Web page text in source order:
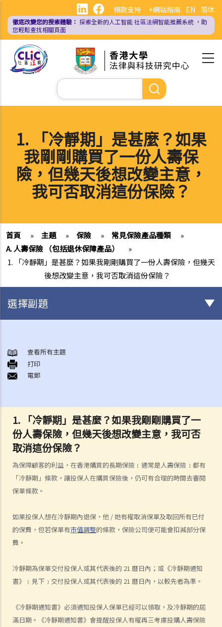
內
EN 简体
捐款支持 +網站指南
徹底改變您的搜索體驗： 探索全新的人工智能社區法網智能推薦系統 ，助
您輕鬆查找相關頁面
Search
1. 「冷靜期」是甚麼？如果
我剛剛購買了一份人壽保
險，但幾天後想改變主意，
我可否取消這份保險？
首頁 » 主題 » 保險 » 常見保險產品種類
»
A. 人壽保險 （包括退休保障產品）
»
1. 「冷靜期」是甚麼？如果我剛剛購買了一份人壽保險，但幾天
後想改變主意，我可否取消這份保險？
1. 「冷靜期」是甚麼？如果我剛剛購買了一
份人壽保險，但幾天後想改變主意，我可否
取消這份保險？
為保障顧客的利益，在香港購買的長期保險﹝通常是人壽保險﹞都有
「冷靜期」條款，讓投保人在購買保險後，仍可有合理的時間去審閱
保單條款。
如果投保人想在冷靜期內退保，他 /她有權取消保單及取回所有已付
的保費，但若保單有市值調整的條款，保險公司便可能會扣減部分保
費。
冷靜期為保單交付投保人或其代表後的 21 曆日內；或《冷靜期通知
書》﹝見下﹞交付投保人或其代表後的 21 曆日內，以較先者為準。
《冷靜期通知書》必須通知投保人保單已經可以領取，及冷靜期的屆
滿日期。《冷靜期通知書》會提醒投保人有權再三考慮投購人壽保險
選擇副題
1. 投保人或保單持有人可能沒有向保險公司披露所有個人資料。沒有這
樣的披露會導致索償被拒絕嗎？哪些重要事實必須披露？
2. 除上述問題外，若一些沒有披露的資料與該項索償無關（例如，我因
項索償嗎？
3. 保險單中常見的「不保項目」是甚麼？
4. 我遲了一周（或一個月）繳交保費。我的保單仍然有效嗎？如果在繳
付保費之前發生意外，保險公司會否拒絕我的索償？
6. 我為同一風險（例如住院或家居損毀）購買了幾份保單。我可以從所
死亡賠償是否受不同規則約束？
我可以透過甚麼渠道購買保險產品?
a. 保險中介人
（insurance broker）。兩者的角色或職責有甚麼分別？他們的專業資
格又有何不同？他們是否需要在認可機構註冊後才可工作？
查看所有主題
打印
電郵